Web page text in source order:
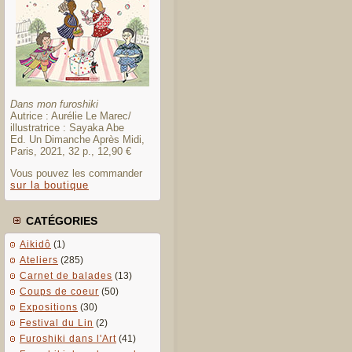
Dans mon furoshiki
Autrice : Aurélie Le Marec/
illustratrice : Sayaka Abe
Ed. Un Dimanche Après Midi,
Paris, 2021, 32 p., 12,90 €
Vous pouvez les commander
sur la boutique
CATÉGORIES
Aikidô (1)
Ateliers (285)
Carnet de balades (13)
Coups de coeur (50)
Expositions (30)
Festival du Lin (2)
Furoshiki dans l'Art (41)